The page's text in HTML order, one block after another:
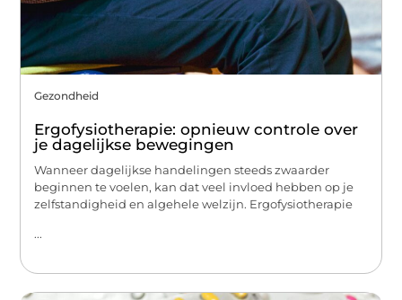
Gezondheid
Ergofysiotherapie: opnieuw controle over
je dagelijkse bewegingen
Wanneer dagelijkse handelingen steeds zwaarder
beginnen te voelen, kan dat veel invloed hebben op je
zelfstandigheid en algehele welzijn. Ergofysiotherapie
...